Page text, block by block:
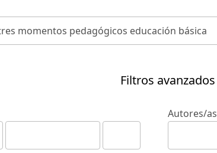
Filtros avanzados
Autores/as